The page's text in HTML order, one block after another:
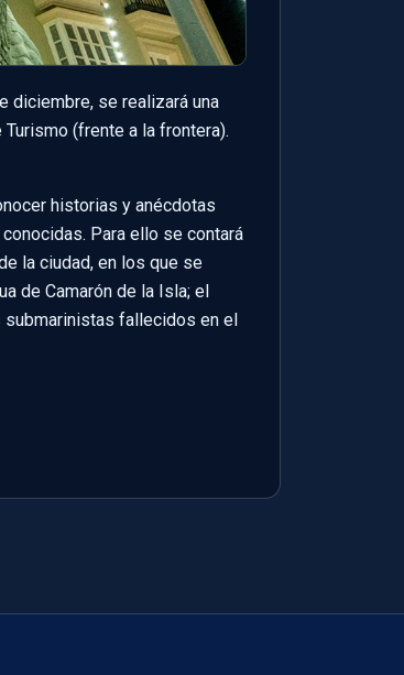
diciembre, se realizará una
Turismo (frente a la frontera).
historias y anécdotas
Para ello se contará
la ciudad, en los que se
de Camarón de la Isla; el
submarinistas fallecidos en el